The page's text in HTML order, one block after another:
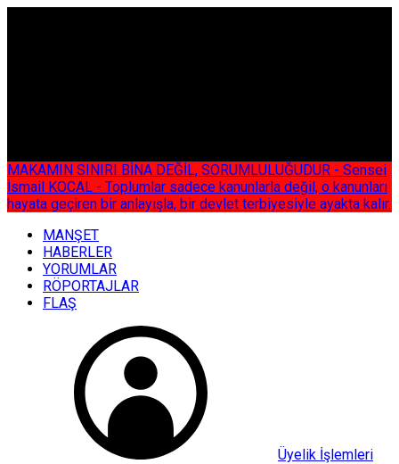
MAKAMIN SINIRI BİNA DEĞİL, SORUMLULUĞUDUR - Sensei
İsmail KOCAL - Toplumlar sadece kanunlarla değil, o kanunları
hayata geçiren bir anlayışla, bir devlet terbiyesiyle ayakta kalır.
MANŞET
HABERLER
YORUMLAR
RÖPORTAJLAR
FLAŞ
Üyelik İşlemleri